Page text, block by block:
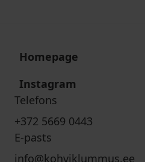
Homepage
Instagram
Telefons
+372 5669 0443
E-pasts
info@kohviklummus.ee